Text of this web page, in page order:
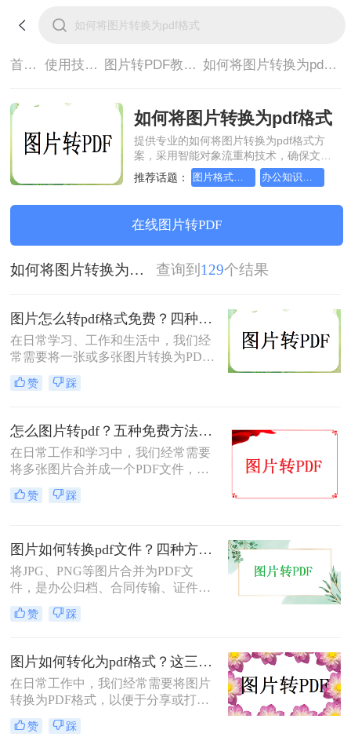
首页> 使用技巧> 图片转PDF教程> 如何将图片转换为pdf格式
如何将图片转换为pdf格式
提供专业的如何将图片转换为pdf格式方
案，采用智能对象流重构技术，确保文档
1:1高保真还原且排版不乱码。支持一键批
量处理，全链路 SSL 加密保障隐私安全。
无需安装，高效办公。
推荐话题： 图片格式如何转成pdf文档？方法详细解析 办公知识科普指南，图片转pdf的操作方法
在线图片转PDF
如何将图片转换为pdf格式 查询到 129个结果
图片怎么转pdf格式免费？四种方法对比与实操指南（附详细表格）!
在日常学习、工作和生活中，我们经
常需要将一张或多张图片转换为PDF
格式，以便于分享、存档或打印。无
论是整理电子相册、提交证件照，还
都十分常见。为了帮你快速选出最适
合自己的转换方式，下表汇总了四种
主流免费方法的核心差异：
赞 踩
怎么图片转pdf？五种免费方法对比与实操指南（附详细表格）！
在日常工作和学习中，我们经常需要
将多张图片合并成一个PDF文件，以
便于分享、存档或打印。无论是制作
电子相册、整理工作截图、提交证件
出最适合自己的转换方式，下表汇总
了五种主流方法的核心差异：
赞 踩
图片如何转换pdf文件？四种方法实测对比，附各场景最优选！
将JPG、PNG等图片合并为PDF文
件，是办公归档、合同传输、证件提
交中经常遇到的需求。但不同方法在
转换质量、操作效率、数据安全方面
模糊、页面错位，甚至隐私泄露。本
文基于实际测试，对比四种主流图片
转PDF方案，按场景给出明确建议，
帮你少走弯路。
赞 踩
图片如何转化为pdf格式？这三个实用指南收好！
在日常工作中，我们经常需要将图片
转换为PDF格式，以便于分享或打
印。那么图片如何转化为pdf格式呢？
本文将介绍三种将图片转化为PDF格
赞 踩